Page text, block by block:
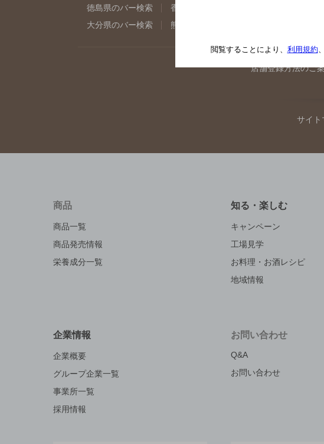
徳島県のバー検索
香川県のバー検索
大分県のバー検索
熊本県のバー検索
店舗登録方法のご
サイト
商品
商品一覧
商品発売情報
栄養成分一覧
知る・楽しむ
キャンペーン
工場見学
お料理・お酒レシピ
地域情報
企業情報
企業概要
グループ企業一覧
事業所一覧
採用情報
お問い合わせ
Q&A
お問い合わせ
閲覧することにより、 利用規約、